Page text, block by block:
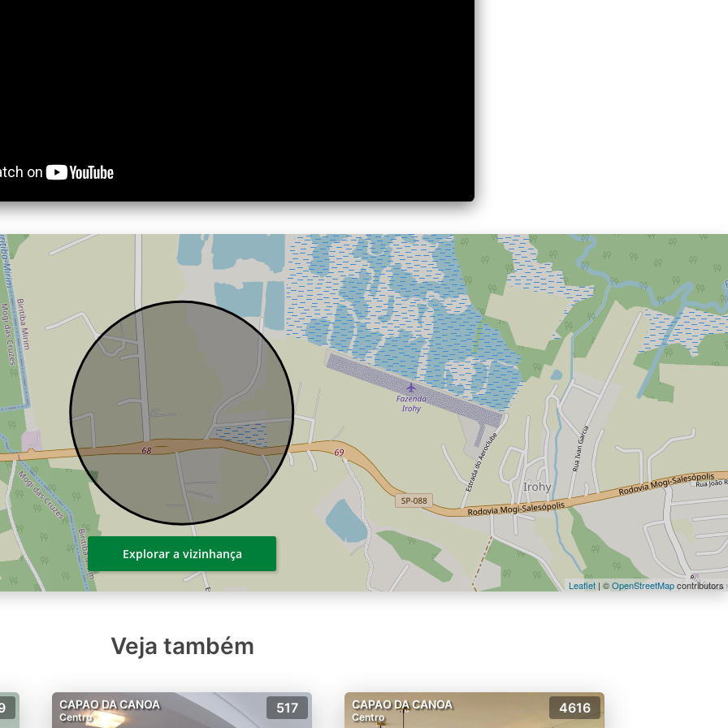
Leaflet | ©OpenStreetMapcontributors
Explorar a vizinhança
Veja também
CAPAO DA CANOA
Centro
517 CAPAO DA CANOA
Centro
4616